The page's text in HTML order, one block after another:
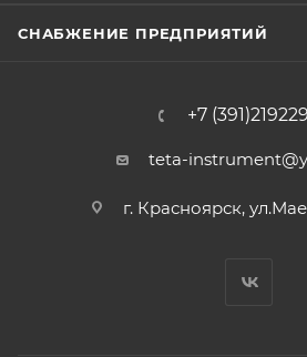
СНАБЖЕНИЕ ПРЕДПРИЯТИЙ
+7
teta-
г. Красноярск,